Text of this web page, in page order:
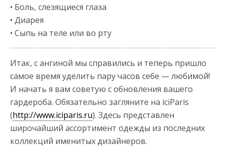
• Боль, слезящиеся глаза
• Диарея
• Сыпь на теле или во рту
Итак, с ангиной мы справились и теперь пришло
самое время уделить пару часов себе — любимой!
И начать я вам советую с обновления вашего
гардероба. Обязательно загляните на iciParis
(http://www.iciparis.ru). Здесь представлен
широчайший ассортимент одежды из последних
коллекций именитых дизайнеров.